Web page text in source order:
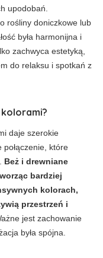
upodobań.
rośliny doniczkowe lub
była harmonijna i
zachwyca estetyką,
do relaksu i spotkań z
kolorami?
daje szerokie
które
Beż i drewniane
bardziej
kolorach,
przestrzeń i
jest zachowanie
była spójna.